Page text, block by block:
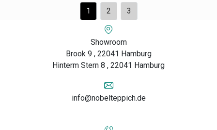
1 2 3
Showroom
Brook 9 , 22041 Hamburg
Hinterm Stern 8 , 22041 Hamburg
info@nobelteppich.de